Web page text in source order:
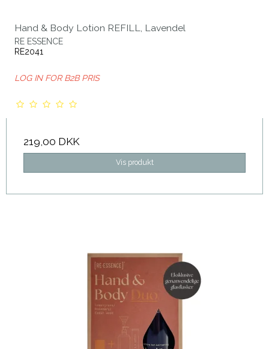
Hand & Body Lotion REFILL, Lavendel
RE ESSENCE
RE2041
LOG IN FOR B2B PRIS
219,00 DKK
Vis produkt